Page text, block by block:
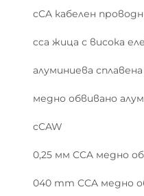
стратегии за
оптимизирани
допълнителна
завъртане —
повреди в
живот на
cCA кабелен
cca жица с висока
алуминиева
медно обвивано
cCAW
0,25 мм CCA медно
040 mm CCA медно